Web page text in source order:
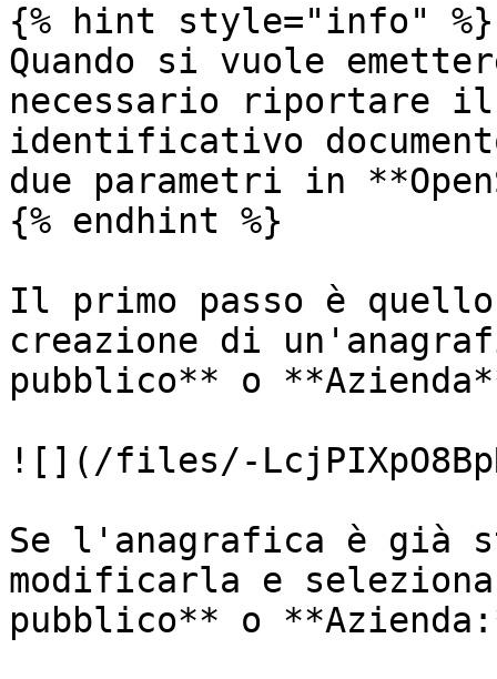
{% hint style="info" %}
Quando si vuole
necessario riportare
identificativo
due parametri in
{% endhint %}
Il primo passo è
creazione di
pubblico** o
![](/files/-
Se l'anagrafica è già
modificarla e
pubblico** o